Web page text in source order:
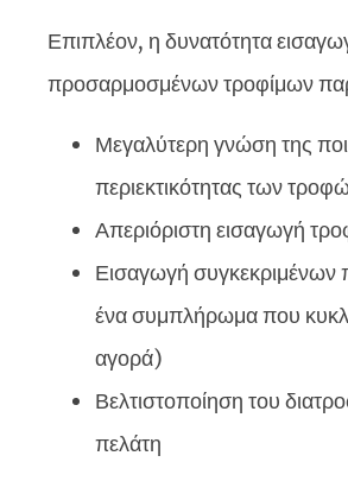
Επιπλέον, η δυνατότητα
προσαρμοσμένων τροφίμων
Μεγαλύτερη γνώση της
περιεκτικότητας των
Απεριόριστη εισαγωγή
Εισαγωγή συγκεκριμένων
ένα συμπλήρωμα που
αγορά)
Βελτιστοποίηση του
πελάτη